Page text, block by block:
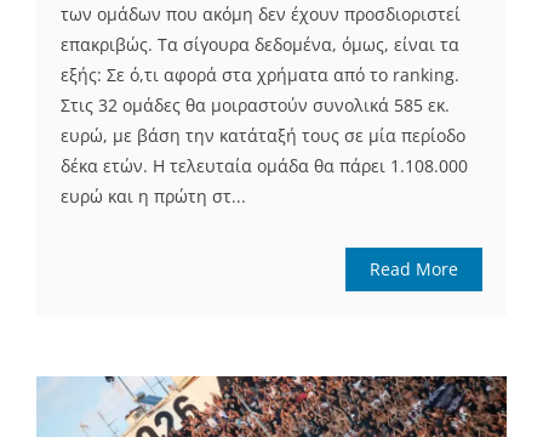
των ομάδων που ακόμη δεν έχουν προσδιοριστεί
επακριβώς. Τα σίγουρα δεδομένα, όμως, είναι τα
εξής: Σε ό,τι αφορά στα χρήματα από το ranking.
Στις 32 ομάδες θα μοιραστούν συνολικά 585 εκ.
ευρώ, με βάση την κατάταξή τους σε μία περίοδο
δέκα ετών. Η τελευταία ομάδα θα πάρει 1.108.000
ευρώ και η πρώτη στ...
Read More